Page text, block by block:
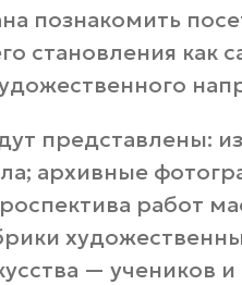
познакомить
становления
представлены:
архивные
работ
— учеников